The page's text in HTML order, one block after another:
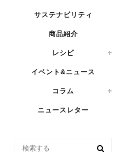
サステナビリティ
商品紹介
レシピ
イベント&ニュース
コラム
ニュースレター